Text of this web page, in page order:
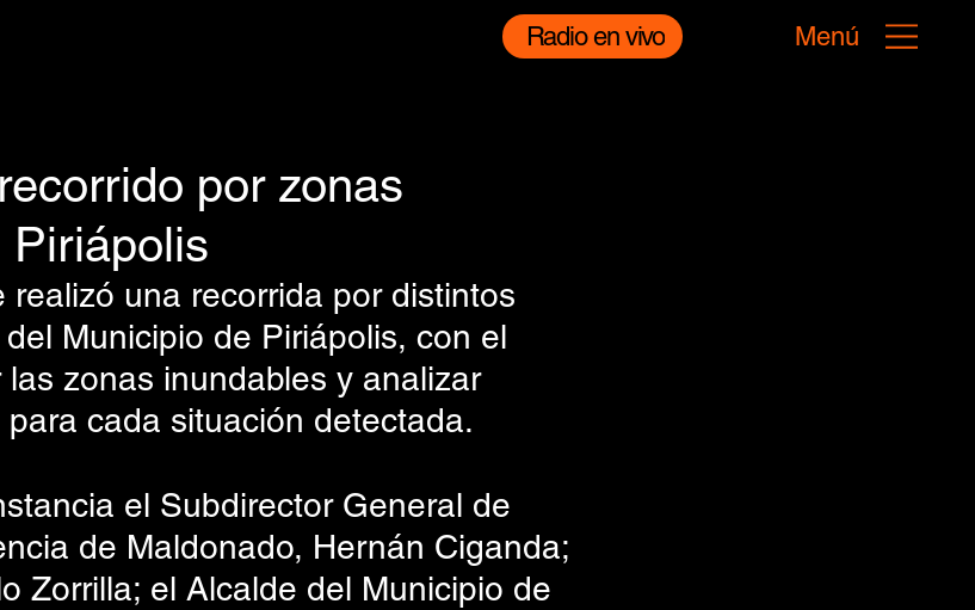
Radio en vivo Menú
por zonas
Piriápolis
realizó una recorrida por distintos
Municipio de Piriápolis, con el
zonas inundables y analizar
cada situación detectada.
el Subdirector General de
de Maldonado, Hernán Ciganda;
Zorrilla; el Alcalde del Municipio de